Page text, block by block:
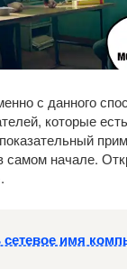
с данного
которые
самом начале.
сетевое имя